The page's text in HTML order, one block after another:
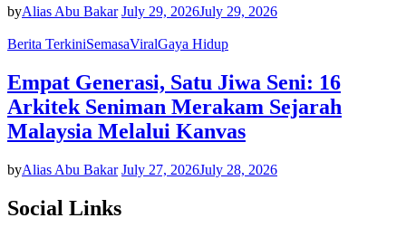
byAlias Abu Bakar July 29, 2026July 29, 2026
Berita TerkiniSemasaViralGaya Hidup
Empat Generasi, Satu Jiwa Seni: 16
Arkitek Seniman Merakam Sejarah
Malaysia Melalui Kanvas
byAlias Abu Bakar July 27, 2026July 28, 2026
Social Links